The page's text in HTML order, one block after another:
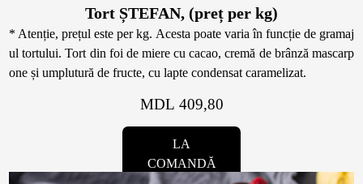
Tort ȘTEFAN, (preț per kg)
* Atenție, prețul este per kg. Acesta poate varia în funcție de gramaj
ul tortului. Tort din foi de miere cu cacao, cremă de brânză mascarp
one și umplutură de fructe, cu lapte condensat caramelizat.
MDL 409,80
LA
COMANDĂ